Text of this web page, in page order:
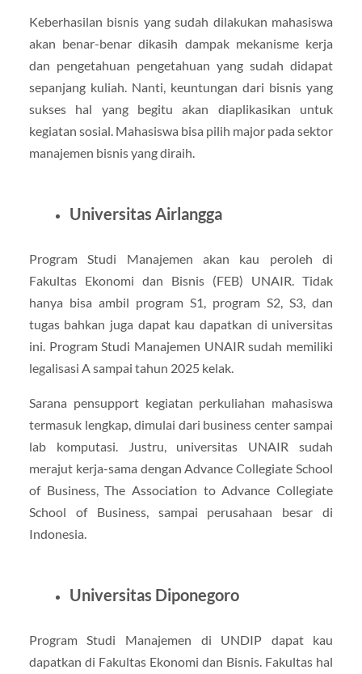
Keberhasilan bisnis yang sudah dilakukan mahasiswa
akan benar-benar dikasih dampak mekanisme kerja
dan pengetahuan pengetahuan yang sudah didapat
sepanjang kuliah. Nanti, keuntungan dari bisnis yang
sukses hal yang begitu akan diaplikasikan untuk
kegiatan sosial. Mahasiswa bisa pilih major pada sektor
manajemen bisnis yang diraih.
Universitas Airlangga
Program Studi Manajemen akan kau peroleh di
Fakultas Ekonomi dan Bisnis (FEB) UNAIR. Tidak
hanya bisa ambil program S1, program S2, S3, dan
tugas bahkan juga dapat kau dapatkan di universitas
ini. Program Studi Manajemen UNAIR sudah memiliki
legalisasi A sampai tahun 2025 kelak.
Sarana pensupport kegiatan perkuliahan mahasiswa
termasuk lengkap, dimulai dari business center sampai
lab komputasi. Justru, universitas UNAIR sudah
merajut kerja-sama dengan Advance Collegiate School
of Business, The Association to Advance Collegiate
School of Business, sampai perusahaan besar di
Indonesia.
Universitas Diponegoro
Program Studi Manajemen di UNDIP dapat kau
dapatkan di Fakultas Ekonomi dan Bisnis. Fakultas hal